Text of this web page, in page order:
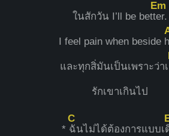
ในสักวัน I’ll be bett
Em
er.
I feel pain when beside h
และทุกสิ่มันเป็นเพราะว่าเ
รักเขาเกินไป
*
C
ฉันไม่ได้ต้องการแบบเ